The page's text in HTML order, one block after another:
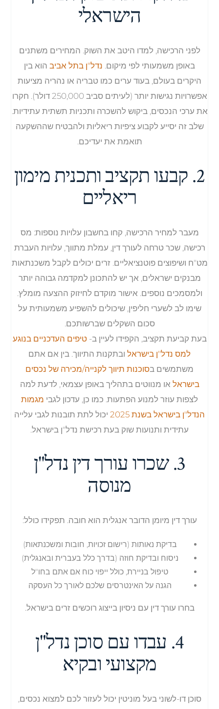
הישראלי
לפני הרכישה, למדו היטב את השוק. המחירים משתנים
באופן משמעותי לפי מיקום. נדל"ן בתל אביבהוא בין
היקרים בעולם, בעוד ערים כמו טבריה או נהריה מציעות
אפשרויות נגישות יותר (לעיתים סביב 250,000 דולר). חקרו
את ערכי הנכסים, ביקוש להשכרה ותכניות תשתית עתידיות.
שלב זה יסייע לקבוע ציפיות ריאליות ולהבטיח שההשקעה
תואמת את יעדיכם.
2. קבעו תקציב ותכנית מימון
ריאליים
מעבר למחיר הרכישה, קחו בחשבון עלויות נוספות: מס
רכישה, שכר טרחה לעורך דין, עמלת מתווך, עלויות העברת
מט"ח ושיפוצים פוטנציאליים. זרים יכולים לקבל משכנתאות
מבנקים ישראלים, אך יש להתכונן למקדמה גבוהה יותר
ולמסמכים נוספים. אישור מוקדם לחיזוק ההצעה מומלץ.
שימו לב לשערי חליפין, שיכולים להשפיע משמעותית על
סכום השקלים שברשותכם.
בעת קביעת תקציב, הקפידו לעיין ב- טיפים העדכניים בנוגע
למס נדל"ן בישראלובתקנות התיווך. בין אם אתם
משתמשים בסוכנות תיווך לקנייה/מכירה של נכסים
בישראלאו מנווטים בתהליך באופן עצמאי, לדעת למה
לצפות עוזר למנוע הפתעות. כמו כן, עדכון לגבי מגמות
הנדל"ן בישראל בשנת 2025
יכול לתת תובנות לגבי עלייה
עתידית ותנועות שוק בעת רכישת נדל"ן בישראל.
3. שכרו עורך דין נדל"ן
מנוסה
עורך דין מיומן הדובר אנגלית הוא חובה. תפקידו כולל:
בדיקת נאותות (רישום זכויות, חובות ומשכנתאות)
ניסוח ובדיקת חוזה (בדרך כלל בעברית ובאנגלית)
טיפול בניירת, כולל ייפוי כוח אם אתם בחו"ל
הגנה על האינטרסים שלכם לאורך כל העסקה
בחרו עורך דין עם ניסיון בייצוג רוכשים זרים בישראל.
4. עבדו עם סוכן נדל"ן
מקצועי ובקיא
סוכן דו-לשוני בעל מוניטין יכול לעזור לכם למצוא נכסים,